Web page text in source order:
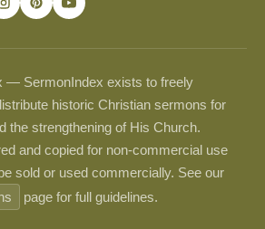
— SermonIndex exists to freely
historic Christian sermons for
the strengthening of His Church.
and copied for non-commercial use
sold or used commercially. See our
page for full guidelines.